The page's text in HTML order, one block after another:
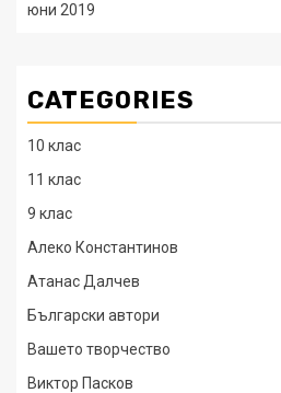
юни 2019
CATEGORIES
10 клас
11 клас
9 клас
Алеко Константинов
Атанас Далчев
Български автори
Вашето творчество
Виктор Пасков